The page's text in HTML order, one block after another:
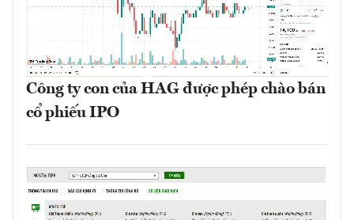
Công ty con của HAG được phép chào bán
cổ phiếu IPO